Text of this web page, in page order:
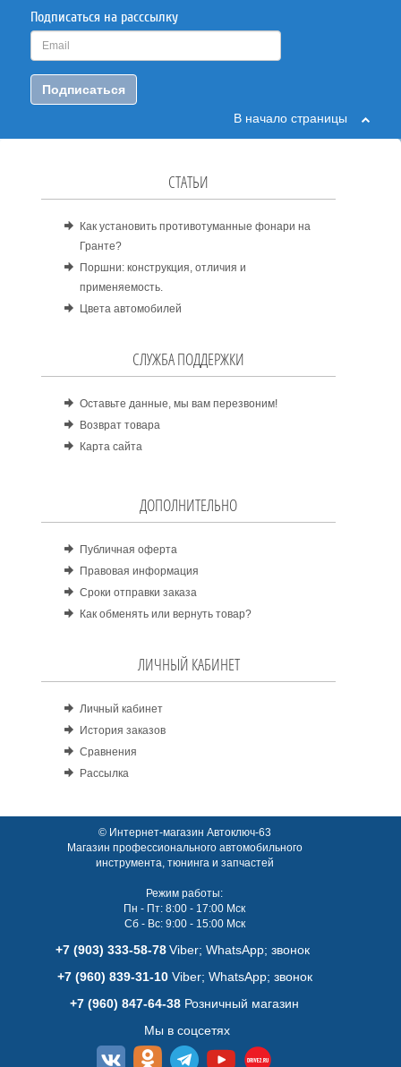
Подписаться на расссылку
Подписаться
В начало страницы
СТАТЬИ
Как установить противотуманные фонари на
Гранте?
Поршни: конструкция, отличия и
применяемость.
Цвета автомобилей
СЛУЖБА ПОДДЕРЖКИ
Оставьте данные, мы вам перезвоним!
Возврат товара
Карта сайта
ДОПОЛНИТЕЛЬНО
Публичная оферта
Правовая информация
Сроки отправки заказа
Как обменять или вернуть товар?
ЛИЧНЫЙ КАБИНЕТ
Личный кабинет
История заказов
Сравнения
Рассылка
© Интернет-магазин Автоключ-63
Магазин профессионального автомобильного
инструмента, тюнинга и запчастей
Режим работы:
Пн - Пт: 8:00 - 17:00 Мск
Сб - Вс: 9:00 - 15:00 Мск
+7 (903) 333-58-78 Viber; WhatsАpp; звонок
+7 (960) 839-31-10Viber; WhatsАpp; звонок
+7 (960) 847-64-38 Розничный магазин
Мы в соцсетях